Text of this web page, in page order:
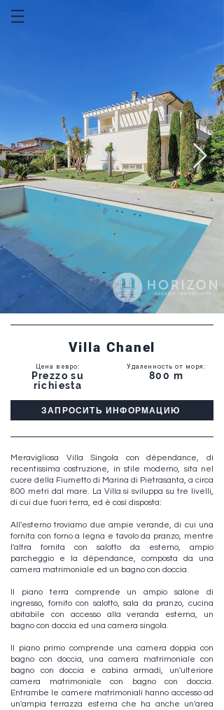
Villa Chanel
Цена в евро:
Prezzo su
richiesta
Удаленность от моря :
800 m
ЗАПРОСИТЬ ИНФОРМАЦИЮ
Meravigliosa Villa Singola con dépendance, di
recentissima costruzione, in stile moderno, sita nel
cuore della Fiumetto di Marina di Pietrasanta, a circa
800 metri dal mare. La Villa si sviluppa su tre livelli,
di cui due fuori terra, ed è così disposta:
All'esterno troviamo due ampie verande, di cui una
fornita con forno a legna e tavolo da pranzo, mentre
l'altra fornita con salotto da esterno, ampio
parcheggio e la dépendance, composta da una
camera matrimoniale ed un bagno con doccia.
Il piano terra comprende un ampio salone di
ingresso, fornito con salotto, sala da pranzo, cucina
abitabile con accesso alla veranda esterna, un
bagno con doccia ed una camera singola.
Il piano primo comprende una camera doppia con
bagno con doccia, una camera matrimoniale con
bagno con doccia e cabina armadi, un'ulteriore
camera matrimoniale con bagno con doccia.
Entrambe le camere matrimoniali hanno accesso ad
un'ampia terrazza esterna che ha anche un'area